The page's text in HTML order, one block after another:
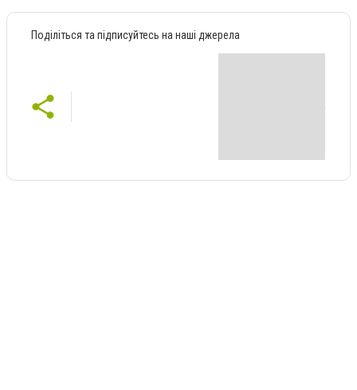
Поділіться та підписуйтесь на наші джерела